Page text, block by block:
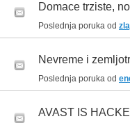
Domace trziste,
Poslednja poruka od
Nevreme i
Poslednja poruka od
AVAST IS